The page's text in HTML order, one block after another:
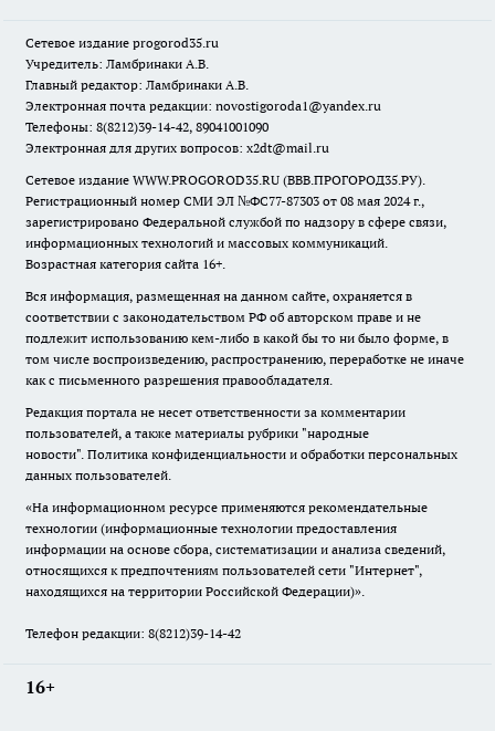
Сетевое издание progorod35.ru
Учредитель: Ламбринаки А.В.
Главный редактор: Ламбринаки А.В.
Электронная почта редакции: novostigoroda1@yandex.ru
Телефоны: 8(8212)39-14-42, 89041001090
Электронная для других вопросов: x2dt@mail.ru
Сетевое издание WWW.PROGOROD35.RU (ВВВ.ПРОГОРОД35.РУ).
Регистрационный номер СМИ ЭЛ №ФС77-87303 от 08 мая 2024 г.,
зарегистрировано Федеральной службой по надзору в сфере связи,
информационных технологий и массовых коммуникаций.
Возрастная категория сайта 16+.
Вся информация, размещенная на данном сайте, охраняется в
соответствии с законодательством РФ об авторском праве и не
подлежит использованию кем-либо в какой бы то ни было форме, в
том числе воспроизведению, распространению, переработке не иначе
как с письменного разрешения правообладателя.
Редакция портала не несет ответственности за комментарии
пользователей, а также материалы рубрики "народные
новости". Политика конфиденциальности и обработки персональных
данных пользователей.
«На информационном ресурсе применяются рекомендательные
технологии (информационные технологии предоставления
информации на основе сбора, систематизации и анализа сведений,
относящихся к предпочтениям пользователей сети "Интернет",
находящихся на территории Российской Федерации)».
Телефон редакции: 8(8212)39-14-42
16+